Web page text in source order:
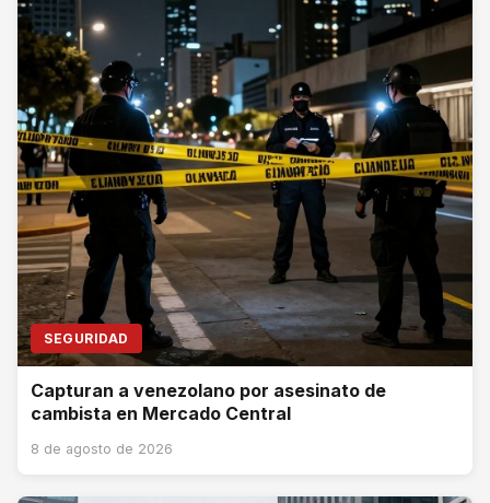
SEGURIDAD
Capturan a venezolano por asesinato de
cambista en Mercado Central
8 de agosto de 2026